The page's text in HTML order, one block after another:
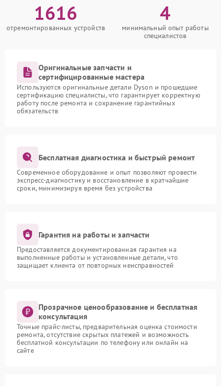
1616
отремонтированных устройств
4
минимальный опыт работы
специалистов
Оригинальные запчасти и
сертифицированные мастера
Используются оригинальные детали Dyson и прошедшие
сертификацию специалисты, что гарантирует корректную
работу после ремонта и сохранение гарантийных
обязательств
Бесплатная диагностика и быстрый ремонт
Современное оборудование и опыт позволяют провести
экспресс-диагностику и восстановление в кратчайшие
сроки, минимизируя время без устройства
Гарантия на работы и запчасти
Предоставляется документированная гарантия на
выполненные работы и установленные детали, что
защищает клиента от повторных неисправностей
Прозрачное ценообразование и бесплатная
консультация
Точные прайс-листы, предварительная оценка стоимости
ремонта, отсутствие скрытых платежей и возможность
бесплатной консультации по телефону или онлайн на
сайте